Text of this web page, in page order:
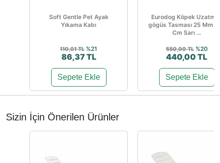
Soft Gentle Pet Ayak
Yıkama Kabı
110,01 TL %21
86,37 TL
Sepete Ekle
Eurodog Köpek
gögüs Tasması 25 Mm
Cm Sarı ...
550,00 TL %20
440,00 TL
Sepete Ekle
Sizin İçin Önerilen Ürünler